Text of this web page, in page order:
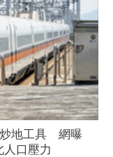
炒地工具 網曝
人口壓力